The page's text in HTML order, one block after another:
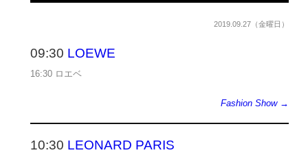
2019.09.27（金曜日）
09:30 LOEWE
16:30 ロエベ
Fashion Show →
10:30 LEONARD PARIS